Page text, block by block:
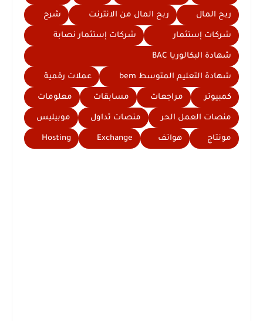
ربح المال ربح المال من الانترنت شرح
شركات إستثمار شركات إستثمار نصابة
شهادة البكالوريا BAC
شهادة التعليم المتوسط bem عملات رقمية
كمبيوتر مراجعات مسابقات معلومات
منصات العمل الحر منصات تداول موبيليس
مونتاج هواتف Exchange
Hosting